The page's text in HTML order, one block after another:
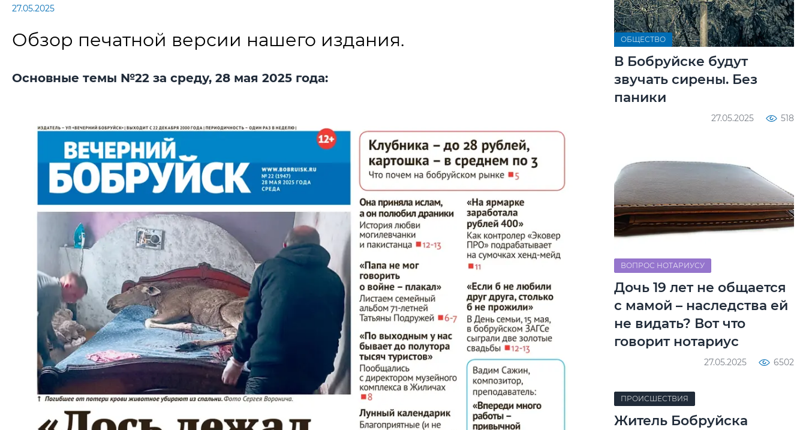
27.05.2025
Обзор печатной версии нашего издания.
Основные темы №22 за среду, 28 мая 2025 года:
ОБЩЕСТВО
В Бобруйске будут
звучать сирены. Без
паники
27.05.2025 518
ВОПРОС НОТАРИУСУ
Дочь 19 лет не общается
с мамой – наследства ей
не видать? Вот что
говорит нотариус
27.05.2025 6502
ПРОИСШЕСТВИЯ
Житель Бобруйска